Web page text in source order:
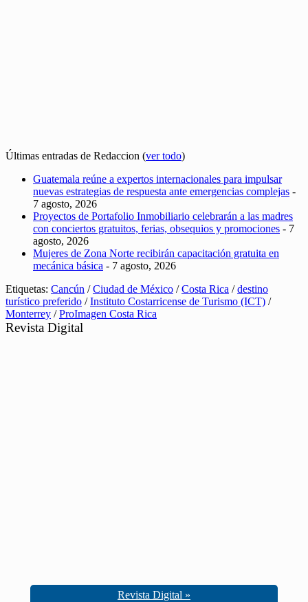
Últimas entradas de Redaccion (ver todo)
Guatemala reúne a expertos internacionales para impulsar
nuevas estrategias de respuesta ante emergencias complejas -
7 agosto, 2026
Proyectos de Portafolio Inmobiliario celebrarán a las madres
con conciertos gratuitos, ferias, obsequios y promociones - 7
agosto, 2026
Mujeres de Zona Norte recibirán capacitación gratuita en
mecánica básica - 7 agosto, 2026
Etiquetas: Cancún /Ciudad de México /Costa Rica /destino
turístico preferido /Instituto Costarricense de Turismo (ICT) /
Monterrey /ProImagen Costa Rica
Revista Digital
Revista Digital »